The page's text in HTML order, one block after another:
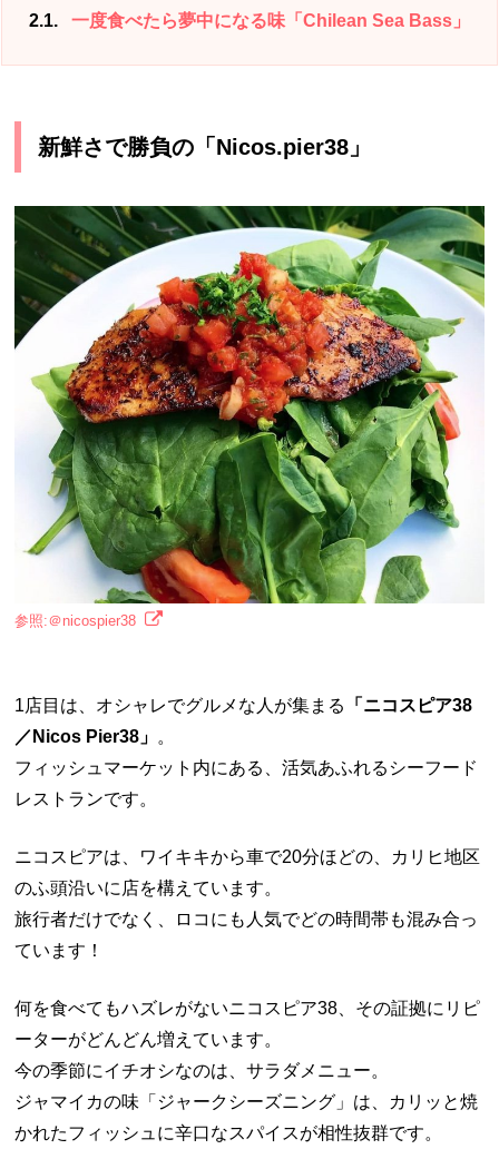
2.1 一度食べたら夢中になる味「Chilean Sea Bass」
新鮮さで勝負の「Nicos.pier38」
参照:＠nicospier38
1店目は、オシャレでグルメな人が集まる
「ニコスピア38
／Nicos Pier38」 。
フィッシュマーケット内にある、活気あふれるシーフード
レストランです。
ニコスピアは、ワイキキから車で20分ほどの、カリヒ地区
のふ頭沿いに店を構えています。
旅行者だけでなく、ロコにも人気でどの時間帯も混み合っ
ています！
何を食べてもハズレがないニコスピア38、その証拠にリピ
ーターがどんどん増えています。
今の季節にイチオシなのは、サラダメニュー。
ジャマイカの味「ジャークシーズニング」は、カリッと焼
かれたフィッシュに辛口なスパイスが相性抜群です。